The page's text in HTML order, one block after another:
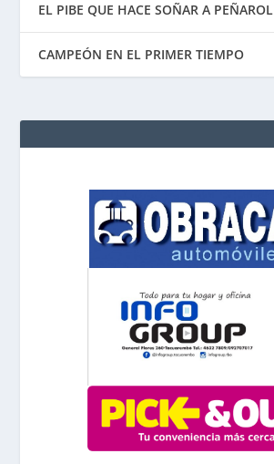
EL PIBE QUE HACE SOÑAR A PEÑAROL
CAMPEÓN EN EL PRIMER TIEMPO